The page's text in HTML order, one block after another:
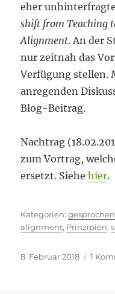
eher
shift from Teaching
Alignment. An der
nur zeitnah das
Verfügung stellen.
anregenden
Blog-Beitrag.
Nachtrag
zum Vortrag,
ersetzt. Siehehier.
Kategorien
gesprochen
alignment, Prinzipien,
Veröffentlicht
8. Februar 2018 1